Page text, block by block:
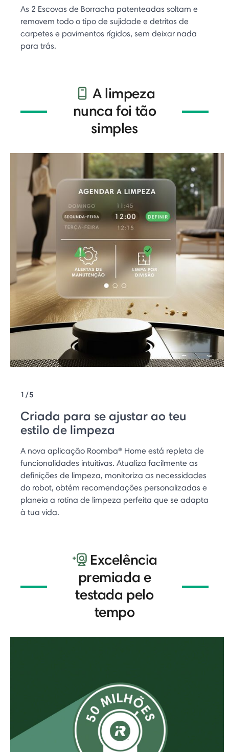
As 2 Escovas de Borracha patenteadas soltam e
removem todo o tipo de sujidade e detritos de
carpetes e pavimentos rígidos, sem deixar nada
para trás.
A limpeza
nunca foi tão
simples
1/5
Criada para se ajustar ao teu
estilo de limpeza
A nova aplicação Roomba® Home está repleta de
funcionalidades intuitivas. Atualiza facilmente as
definições de limpeza, monitoriza as necessidades
do robot, obtém recomendações personalizadas e
planeia a rotina de limpeza perfeita que se adapta
à tua vida.
Excelência
premiada e
testada pelo
tempo